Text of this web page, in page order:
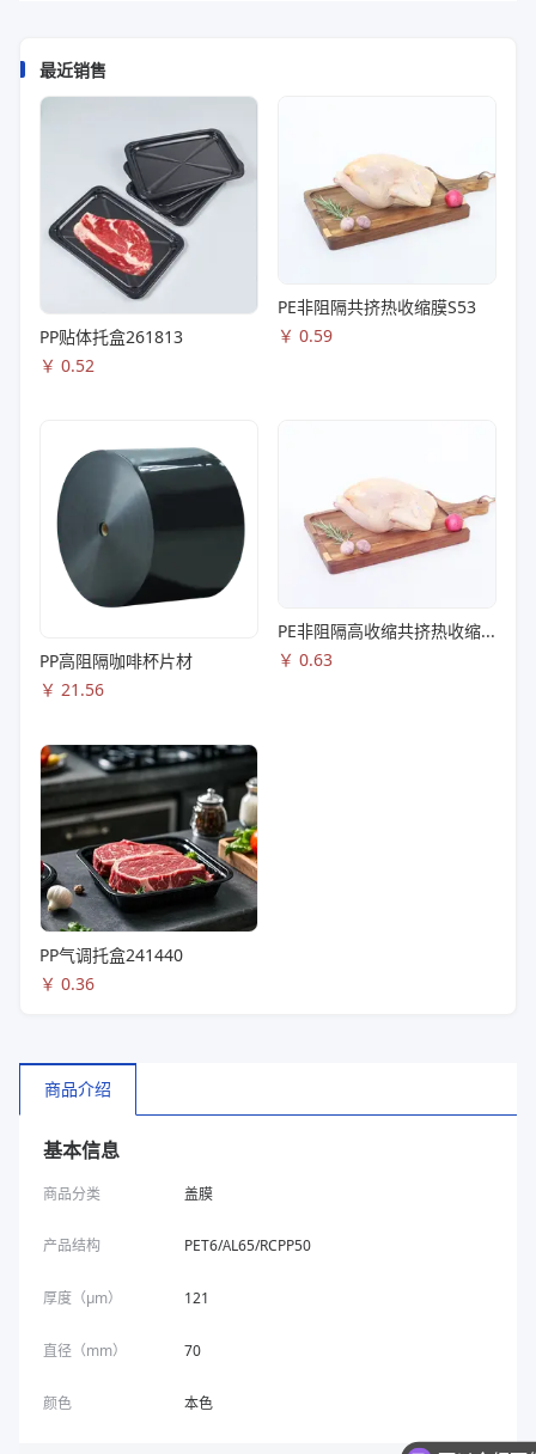
最近销售
PP贴体托盒261813
￥ 0.52
PE非阻隔共挤热收缩膜S53
￥ 0.59
PP高阻隔咖啡杯片材
￥ 21.56
PE非阻隔高收缩共挤热收缩膜S83
￥ 0.63
PP气调托盒241440
￥ 0.36
商品介绍
基本信息
商品分类 盖膜
产品结构 PET6/AL65/RCPP50
厚度（μm） 121
直径（mm） 70
颜色 本色